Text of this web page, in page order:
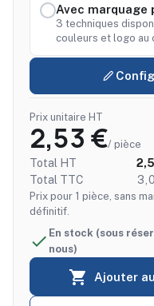
Avec marquage
3 techniques
couleurs et logo au
Prix unitaire HT
2,53 €/ pièce
Total HT
Total TTC
Prix pour 1 pièce, sans
définitif.
 Ajouter
 En stock (sous
nous)